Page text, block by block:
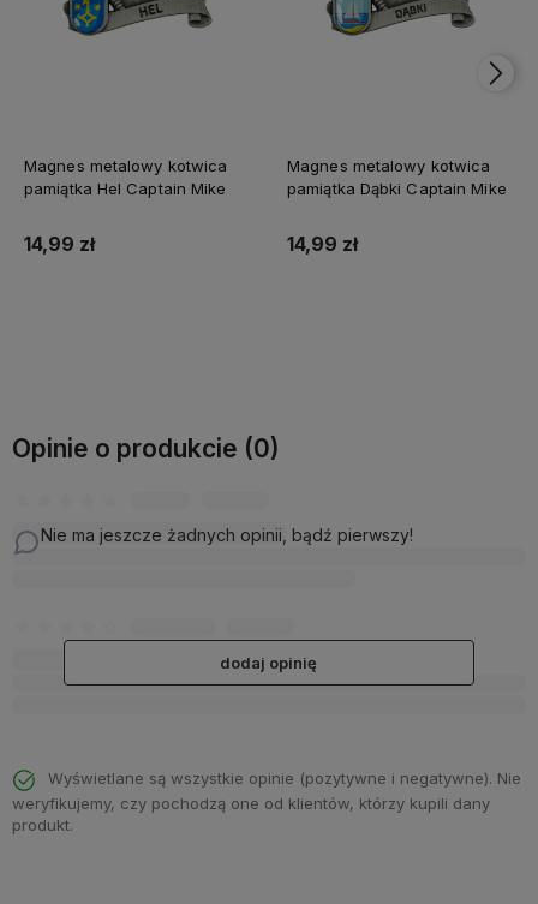
Magnes metalowy kotwica
pamiątka Hel Captain Mike
14,99 zł
Magnes metalowy kotwica
pamiątka Dąbki Captain Mike
14,99 zł
Opinie o produkcie (0)
Nie ma jeszcze żadnych opinii, bądź pierwszy!
dodaj opinię
Wyświetlane są wszystkie opinie (pozytywne i negatywne). Nie
weryfikujemy, czy pochodzą one od klientów, którzy kupili dany
produkt.